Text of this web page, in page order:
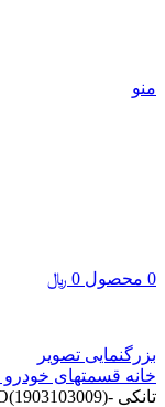
منو
0 محصول 0 ﷼
بزرگنمایی تصویر
خانه قسمتهای خودرو
تانکی -XU7-405-TPCO(1903103009)